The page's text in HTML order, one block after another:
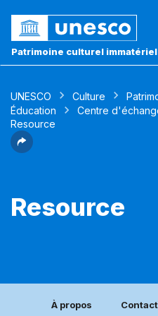
Patrimoine culturel immatériel
UNESCO Culture
Éducation
Centre
Resource
Resource
À propos Contact